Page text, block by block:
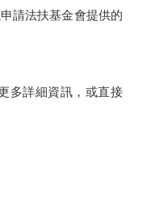
請法扶基金會提供的
多詳細資訊，或直接